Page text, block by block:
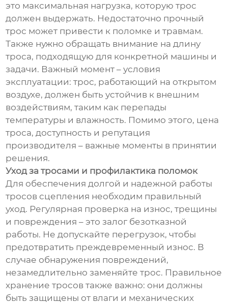
это максимальная нагрузка, которую трос
должен выдержать. Недостаточно прочный
трос может привести к поломке и травмам.
Также нужно обращать внимание на длину
троса, подходящую для конкретной машины и
задачи. Важный момент – условия
эксплуатации: трос, работающий на открытом
воздухе, должен быть устойчив к внешним
воздействиям, таким как перепады
температуры и влажность. Помимо этого, цена
троса, доступность и репутация
производителя – важные моменты в принятии
решения.
Уход за тросами и профилактика поломок
Для обеспечения долгой и надежной работы
тросов сцепления необходим правильный
уход. Регулярная проверка на износ, трещины
и повреждения – это залог безотказной
работы. Не допускайте перегрузок, чтобы
предотвратить преждевременный износ. В
случае обнаружения повреждений,
незамедлительно заменяйте трос. Правильное
хранение тросов также важно: они должны
быть защищены от влаги и механических